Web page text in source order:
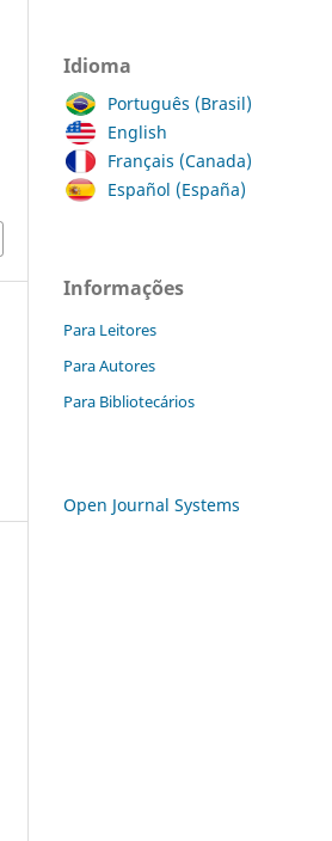
Idioma
Português (Brasil)
English
Français (Canada)
Español (España)
Informações
Para Leitores
Para Autores
Para Bibliotecários
Open Journal Systems